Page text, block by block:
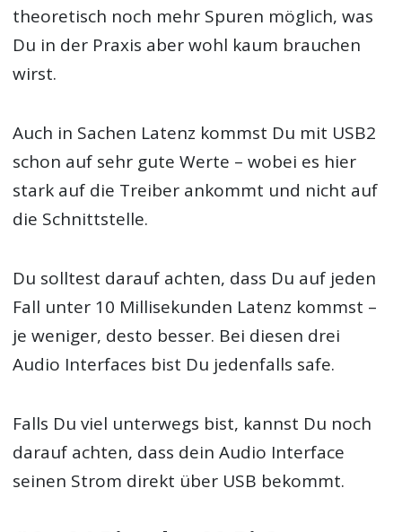
theoretisch noch mehr Spuren möglich, was
Du in der Praxis aber wohl kaum brauchen
wirst.
Auch in Sachen Latenz kommst Du mit USB2
schon auf sehr gute Werte – wobei es hier
stark auf die Treiber ankommt und nicht auf
die Schnittstelle.
Du solltest darauf achten, dass Du auf jeden
Fall unter 10 Millisekunden Latenz kommst –
je weniger, desto besser. Bei diesen drei
Audio Interfaces bist Du jedenfalls safe.
Falls Du viel unterwegs bist, kannst Du noch
darauf achten, dass dein Audio Interface
seinen Strom direkt über USB bekommt.